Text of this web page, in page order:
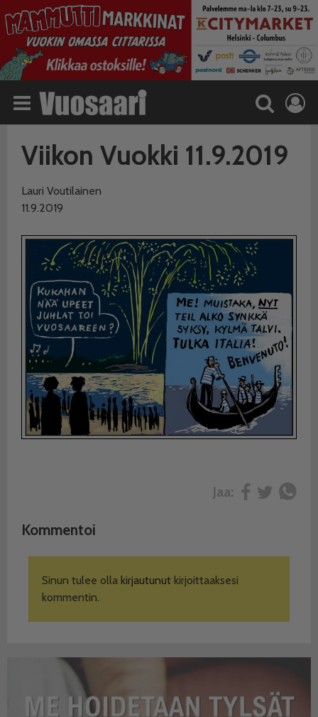
Viikon Vuokki 11.9.2019
Lauri Voutilainen
11.9.2019
Jaa:
Kommentoi
Sinun tulee olla kirjautunut kirjoittaaksesi
kommentin.